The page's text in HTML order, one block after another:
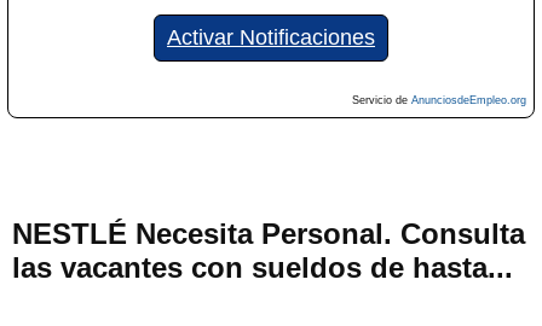
Activar Notificaciones
Servicio de AnunciosdeEmpleo.org
NESTLÉ Necesita Personal. Consulta
las vacantes con sueldos de hasta...